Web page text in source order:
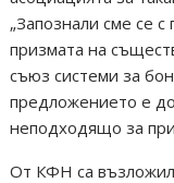
„Запознали сме се
призмата на
съюз системи за
предложението е
неподходящо за
От КФН са